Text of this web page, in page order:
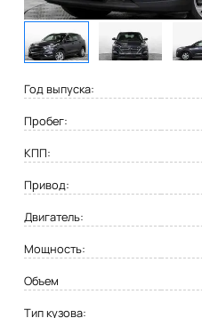
Год выпуска:
Пробег:
КПП:
Привод:
Двигатель:
Мощность:
Объем
Тип кузова: